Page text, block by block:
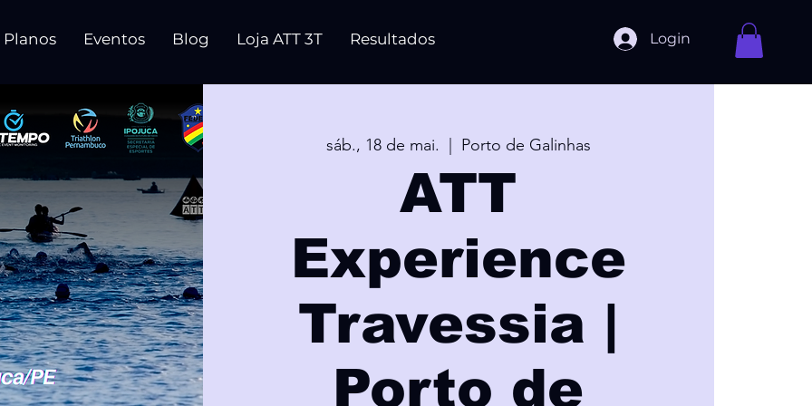
Planos Eventos Blog Loja ATT 3T Resultados Login
sáb., 18 de mai. Porto de Galinhas
ATT
Experience
Travessia |
Porto de